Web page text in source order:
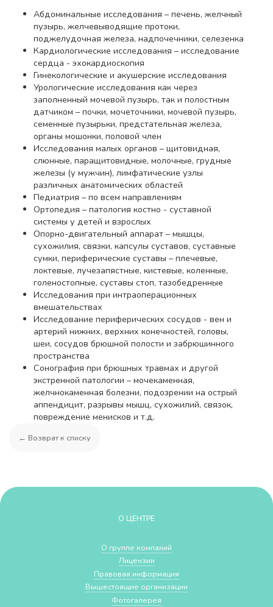
Абдоминальные исследования – печень, желчный
пузырь, желчевыводящие протоки,
поджелудочная железа, надпочечники, селезенка
Кардиологические исследования – исследование
сердца - эхокардиоскопия
Гинекологические и акушерские исследования
Урологические исследования как через
заполненный мочевой пузырь, так и полостным
датчиком – почки, мочеточники, мочевой пузырь,
семенные пузырьки, предстательная железа,
органы мошонки, половой член
Исследования малых органов – щитовидная,
слюнные, паращитовидные, молочные, грудные
железы (у мужчин), лимфатические узлы
различных анатомических областей
Педиатрия – по всем направлениям
Ортопедия – патология костно - суставной
системы у детей и взрослых
Опорно-двигательный аппарат – мышцы,
сухожилия, связки, капсулы суставов, суставные
сумки, периферические суставы – плечевые,
локтевые, лучезапястные, кистевые, коленные,
голеностопные, суставы стоп, тазобедренные
Исследования при интраоперационных
вмешательствах
Исследование периферических сосудов - вен и
артерий нижних, верхних конечностей, головы,
шеи, сосудов брюшной полости и забрюшинного
пространства
Cонография при брюшных травмах и другой
экстренной патологии – мочекаменная,
желчнокаменная болезни, подозрении на острый
аппендицит, разрывы мышц, сухожилий, связок,
повреждение менисков и т.д.
← Возврат к списку
О ЦЕНТРЕ
О группе компаний
Лицензии
Правовая информация
Вышестоящие организации
Фотогалерея